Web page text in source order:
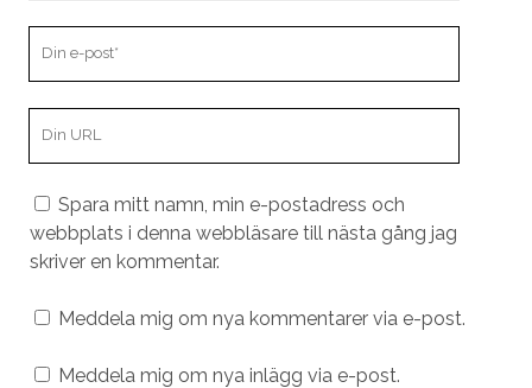
Spara mitt namn, min e-postadress och
webbplats i denna webbläsare till nästa gång jag
skriver en kommentar.
Meddela mig om nya kommentarer via e-post.
Meddela mig om nya inlägg via e-post.